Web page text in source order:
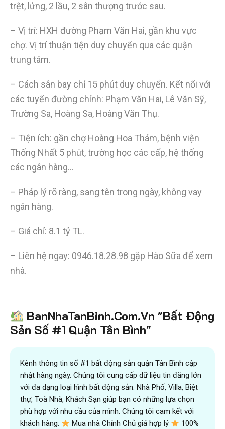
trệt, lửng, 2 lầu, 2 sân thượng trước sau.
– Vị trí: HXH đường Phạm Văn Hai, gần khu vực
chợ. Vị trí thuận tiện duy chuyển qua các quận
trung tâm.
– Cách sân bay chỉ 15 phút duy chuyển. Kết nối với
các tuyến đường chính: Phạm Văn Hai, Lê Văn Sỹ,
Trường Sa, Hoàng Sa, Hoàng Văn Thụ.
– Tiện ích: gần chợ Hoàng Hoa Thám, bệnh viện
Thống Nhất 5 phút, trường học các cấp, hệ thống
các ngân hàng…
– Pháp lý rõ ràng, sang tên trong ngày, không vay
ngân hàng.
– Giá chỉ: 8.1 tỷ TL.
– Liên hệ ngay: 0946.18.28.98 gặp Hào Sữa để xem
nhà.
Tiết kiệmhơn 90% thời gian , mua bán được nhanh hơn
và kiếm được nhiều tiền hơn với sự trợ giúp đắc lực của
đội ngũ chuyên gia VICTORY REAL
Trên 10.500 Khách Hàng Đã Tìm Mua
Nhanh
BanNhaTanBinh.Com.Vn "Bất Động
Sản Số #1 Quận Tân Bình"
Kênh thông tin số #1 bất động sản quận Tân Bình cập
nhật hàng ngày. Chúng tôi cung cấp dữ liệu tin đăng lớn
với đa dạng loại hình bất động sản: Nhà Phố, Villa, Biệt
thự, Toà Nhà, Khách Sạn giúp bạn có những lựa chọn
phù hợp với nhu cầu của mình. Chúng tôi cam kết với
khách hàng:
Mua nhà Chính Chủ giá hợp lý
100%